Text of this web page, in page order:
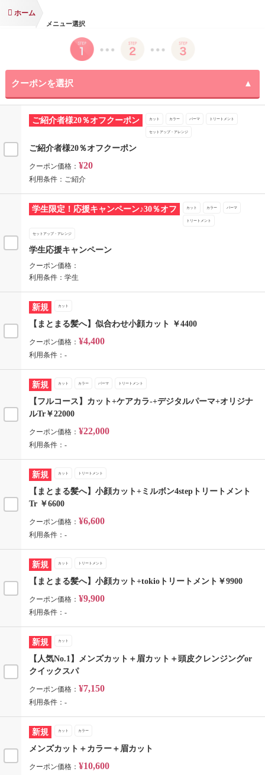
ホーム
メニュー選択
クーポンを選択
ご紹介者様20％オフクーポン カット カラー パーマ トリートメント
セットアップ・アレンジ
ご紹介者様20％オフクーポン
クーポン価格： ¥20
利用条件：ご紹介
学生限定！応援キャンペーン♪30％オフ カット カラー パーマ
トリートメント
セットアップ・アレンジ
学生応援キャンペーン
クーポン価格：
利用条件：学生
新規 カット
【まとまる髪へ】似合わせ小顔カット ￥4400
クーポン価格： ¥4,400
利用条件：-
新規 カット カラー パーマ トリートメント
【フルコース】カット+ケアカラ-+デジタルパーマ+オリジナ
ルTr￥22000
クーポン価格： ¥22,000
利用条件：-
新規 カット トリートメント
【まとまる髪へ】小顔カット+ミルボン4stepトリートメント
Tr ￥6600
クーポン価格： ¥6,600
利用条件：-
新規 カット トリートメント
【まとまる髪へ】小顔カット+tokioトリートメント￥9900
クーポン価格： ¥9,900
利用条件：-
新規 カット
【人気No.1】メンズカット＋眉カット＋頭皮クレンジングor
クイックスパ
クーポン価格： ¥7,150
利用条件：-
新規 カット カラー
メンズカット＋カラー＋眉カット
クーポン価格： ¥10,600